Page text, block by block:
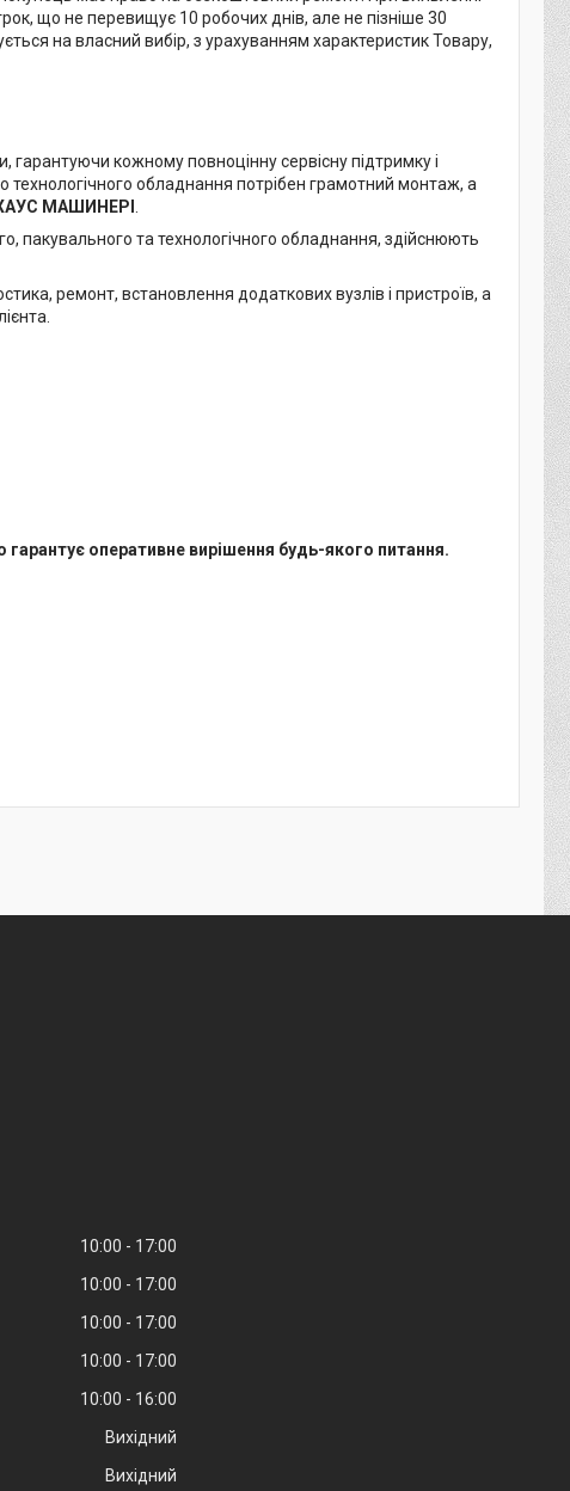
що не перевищує 10 робочих днів, але не пізніше 30
на власний вибір, з урахуванням характеристик Товару,
гарантуючи кожному повноцінну сервісну підтримку і
обладнання потрібен грамотний монтаж, а
МАШИНЕРІ
пакувального та технологічного обладнання, здійснюють
ремонт, встановлення додаткових вузлів і пристроїв, а
гарантує оперативне вирішення будь-якого питання.
10:00
17:00
10:00
17:00
10:00
17:00
10:00
17:00
10:00
16:00
Вихідний
Вихідний